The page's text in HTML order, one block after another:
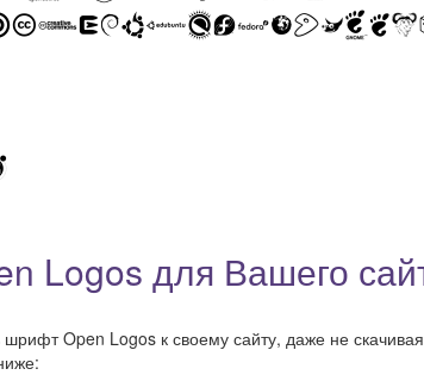
Logos для Вашего
Open Logos к своему сайту, даже не